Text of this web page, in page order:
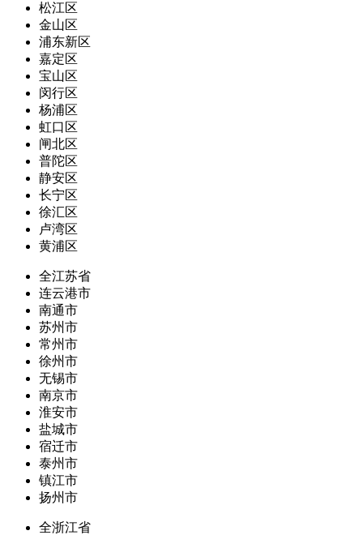
松江区
金山区
浦东新区
嘉定区
宝山区
闵行区
杨浦区
虹口区
闸北区
普陀区
静安区
长宁区
徐汇区
卢湾区
黄浦区
全江苏省
连云港市
南通市
苏州市
常州市
徐州市
无锡市
南京市
淮安市
盐城市
宿迁市
泰州市
镇江市
扬州市
全浙江省